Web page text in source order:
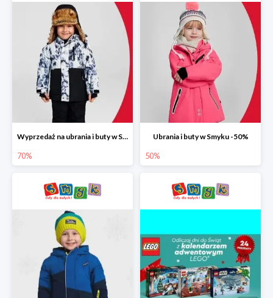
Wyprzedaż na ubrania i buty w Smyku do -70%
70%
Ubrania i buty w Smyku -50%
50%